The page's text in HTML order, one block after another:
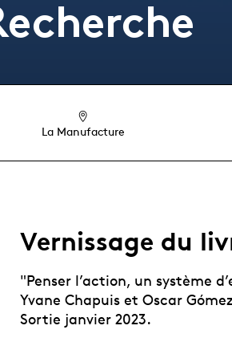
La Manufacture
Vernissage du
"Penser l’action, un système
Yvane Chapuis et Oscar
Sortie janvier 2023.